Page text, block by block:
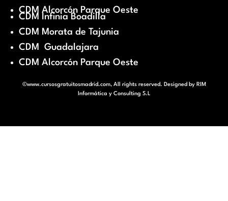
CDM Alcorcón Parque Oeste
CDM Infinia Boadilla
CDM Morata de Tajunia
CDM Guadalajara
CDM Alcorcón Parque Oeste
©www.cursosgratuitosmadrid.com, All rights reserved. Designed by RIM
Informática y Consulting S.L